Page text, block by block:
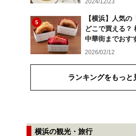
2024/12/23
5
【横浜】人気の
どこで買える？
中華街までおす
2026/02/12
ランキングをもっと
横浜の観光・旅行